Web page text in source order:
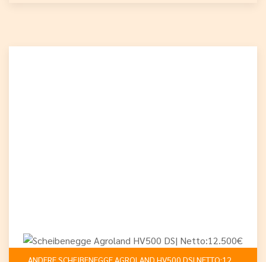
ANDERE SCHEIBENEGGE AGROLAND HV500 DS| NETTO:12.500€